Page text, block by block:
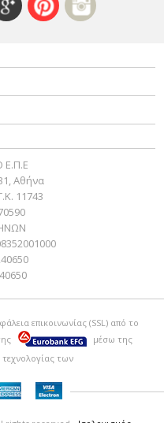
Ε.Π.Ε
Αθήνα
11743
επικοινωνίας (SSL) από το
μέσω της
τεχνολογίας των